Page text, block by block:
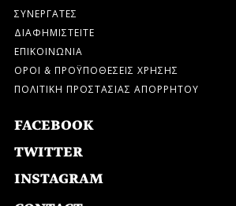
ΣΥΝΕΡΓΑΤΕΣ
ΔΙΑΦΗΜΙΣΤΕΙΤΕ
ΕΠΙΚΟΙΝΩΝΙΑ
ΟΡΟΙ & ΠΡΟΫΠΟΘΕΣΕΙΣ ΧΡΗΣΗΣ
ΠΟΛΙΤΙΚΗ ΠΡΟΣΤΑΣΙΑΣ ΑΠΟΡΡΗΤΟΥ
FACEBOOK
TWITTER
INSTAGRAM